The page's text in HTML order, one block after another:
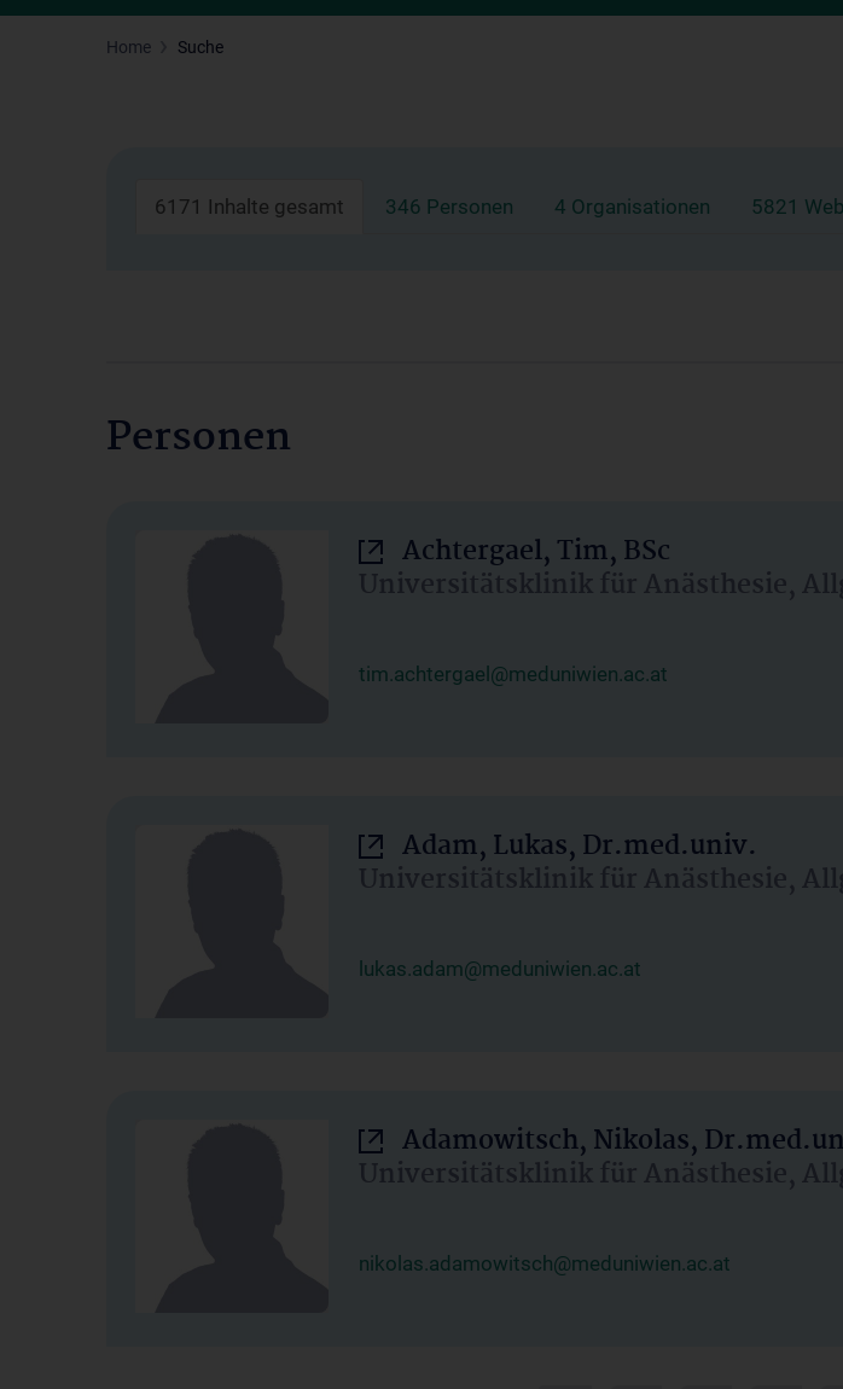
Home Suche
6171 Inhalte gesamt 346 Personen 4 Organisationen 5821
Personen
Achtergael, Tim, BSc
Universitätsklinik für Anästhesie,
tim.achtergael@meduniwien.ac.at
Adam, Lukas, Dr.med.univ.
Universitätsklinik für Anästhesie,
lukas.adam@meduniwien.ac.at
Adamowitsch, Nikolas,
Universitätsklinik für Anästhesie,
nikolas.adamowitsch@meduniwien.ac.at